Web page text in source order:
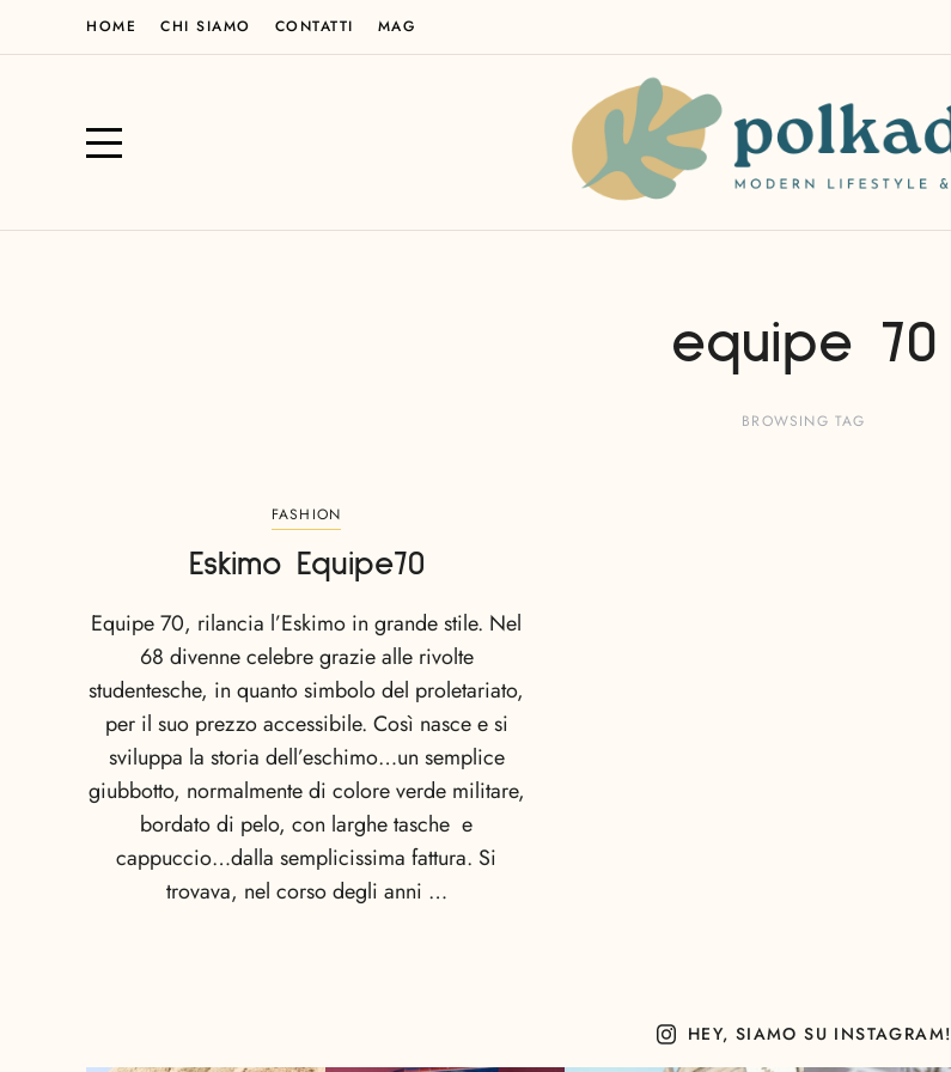
HOME CHI SIAMO CONTATTI MAG
equipe 70
BROWSING TAG
FASHION
Eskimo Equipe70
Equipe 70, rilancia l’Eskimo in grande stile. Nel
68 divenne celebre grazie alle rivolte
studentesche, in quanto simbolo del proletariato,
per il suo prezzo accessibile. Così nasce e si
sviluppa la storia dell’eschimo…un semplice
giubbotto, normalmente di colore verde militare,
bordato di pelo, con larghe tasche e
cappuccio…dalla semplicissima fattura. Si
trovava, nel corso degli anni …
HEY, SIAMO SU INSTAGRAM!